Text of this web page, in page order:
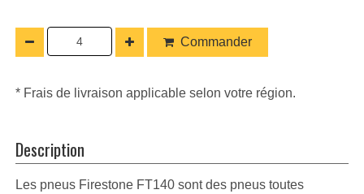
Commander
* Frais de livraison applicable selon votre région.
Description
Les pneus Firestone FT140 sont des pneus toutes